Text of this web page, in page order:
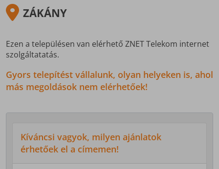
ZÁKÁNY
Ezen a településen van elérhető ZNET Telekom internet
szolgáltatatás.
Gyors telepítést vállalunk, olyan helyeken is, ahol
más megoldások nem elérhetőek!
Kíváncsi vagyok, milyen ajánlatok
érhetőek el a címemen!